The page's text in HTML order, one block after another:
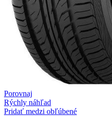
Porovnaj
Rýchly náhľad
Pridať medzi obľúbené